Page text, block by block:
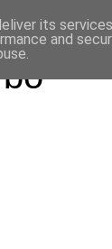
its
and